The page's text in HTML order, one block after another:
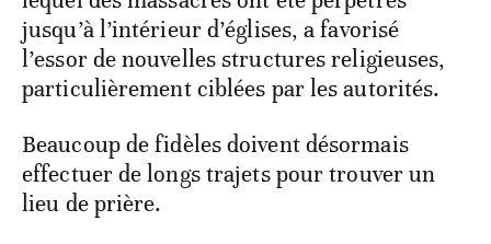
jusqu’à l’intérieur d’églises, a favorisé
l’essor de nouvelles structures religieuses,
particulièrement ciblées par les autorités.
Beaucoup de fidèles doivent désormais
effectuer de longs trajets pour trouver un
lieu de prière.